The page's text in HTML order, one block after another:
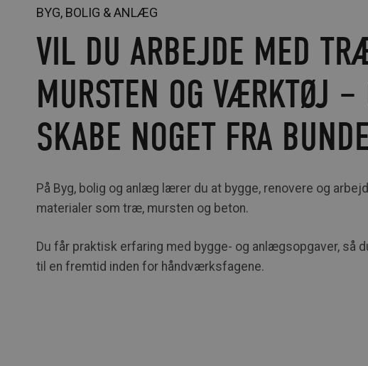
BYG, BOLIG & ANLÆG
VIL DU ARBEJDE MED
MURSTEN OG VÆRKTØJ –
SKABE NOGET FRA
På Byg, bolig og anlæg lærer du at bygge, renovere og
materialer som træ, mursten og beton.
Du får praktisk erfaring med bygge- og anlægsopgaver, så
til en fremtid inden for håndværksfagene.